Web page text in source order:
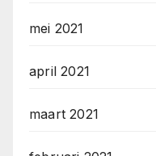
mei 2021
april 2021
maart 2021